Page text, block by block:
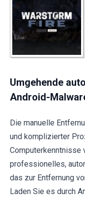
Umgehende
Android-
Die manuelle
und komplizierter
Computerkenntnisse
professionelles,
das zur Entfernung
Laden Sie es durch